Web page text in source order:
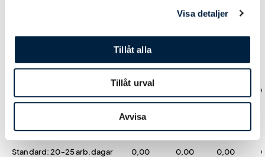
Visa detaljer
Tillåt alla
Tillåt urval
Avvisa
Tryck
Stickning
Leveranstid
Standard: 20-25 arb.dagar 0,00 0,00 0,00